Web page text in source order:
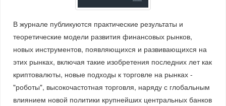
В журнале публикуются практические результаты и
теоретические модели развития финансовых рынков,
новых инструментов, появляющихся и развивающихся на
этих рынках, включая такие изобретения последних лет как
криптовалюты, новые подходы к торговле на рынках -
"роботы", высокочастотная торговля, наряду с глобальным
влиянием новой политики крупнейших центральных банков